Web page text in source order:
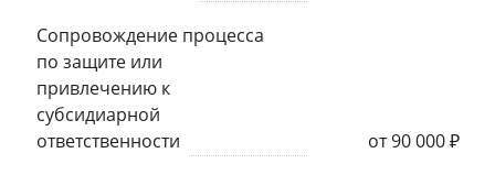
Сопровождение процесса
по защите или
привлечению к
субсидиарной
ответственности
от 90 000 ₽